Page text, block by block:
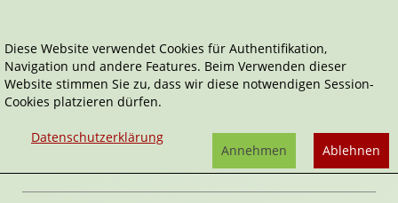
Home Comics Ultimatum 4
Ultimatum
Ultimatum 4 von
Diese Website verwendet Cookies für Authentifikation,
Navigation und andere Features. Beim Verwenden dieser
Website stimmen Sie zu, dass wir diese notwendigen Session-
Cookies platzieren dürfen.
Datenschutzerklärung
Ablehnen
Annehmen